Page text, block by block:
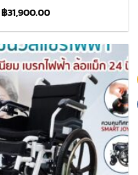
Original
price
was:
฿45,500.00.
฿31,900.00Current
is:
฿31,900.00.